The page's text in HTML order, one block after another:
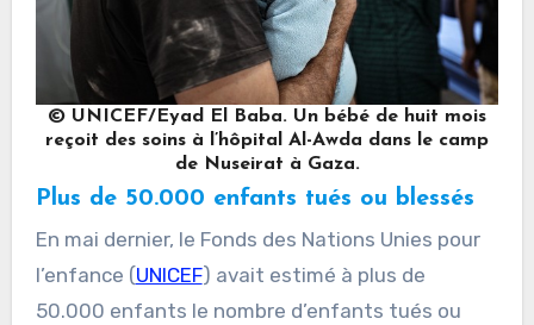
© UNICEF/Eyad El Baba. Un bébé de huit mois
reçoit des soins à l’hôpital Al-Awda dans le camp
de Nuseirat à Gaza.
Plus de 50.000 enfants tués ou blessés
En mai dernier, le Fonds des Nations Unies pour
l’enfance (UNICEF) avait estimé à plus de
50.000 enfants le nombre d’enfants tués ou